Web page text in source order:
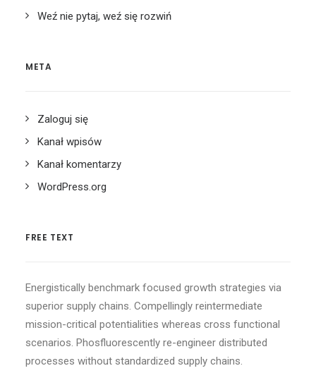
Weź nie pytaj, weź się rozwiń
META
Zaloguj się
Kanał wpisów
Kanał komentarzy
WordPress.org
FREE TEXT
Energistically benchmark focused growth strategies via
superior supply chains. Compellingly reintermediate
mission-critical potentialities whereas cross functional
scenarios. Phosfluorescently re-engineer distributed
processes without standardized supply chains.